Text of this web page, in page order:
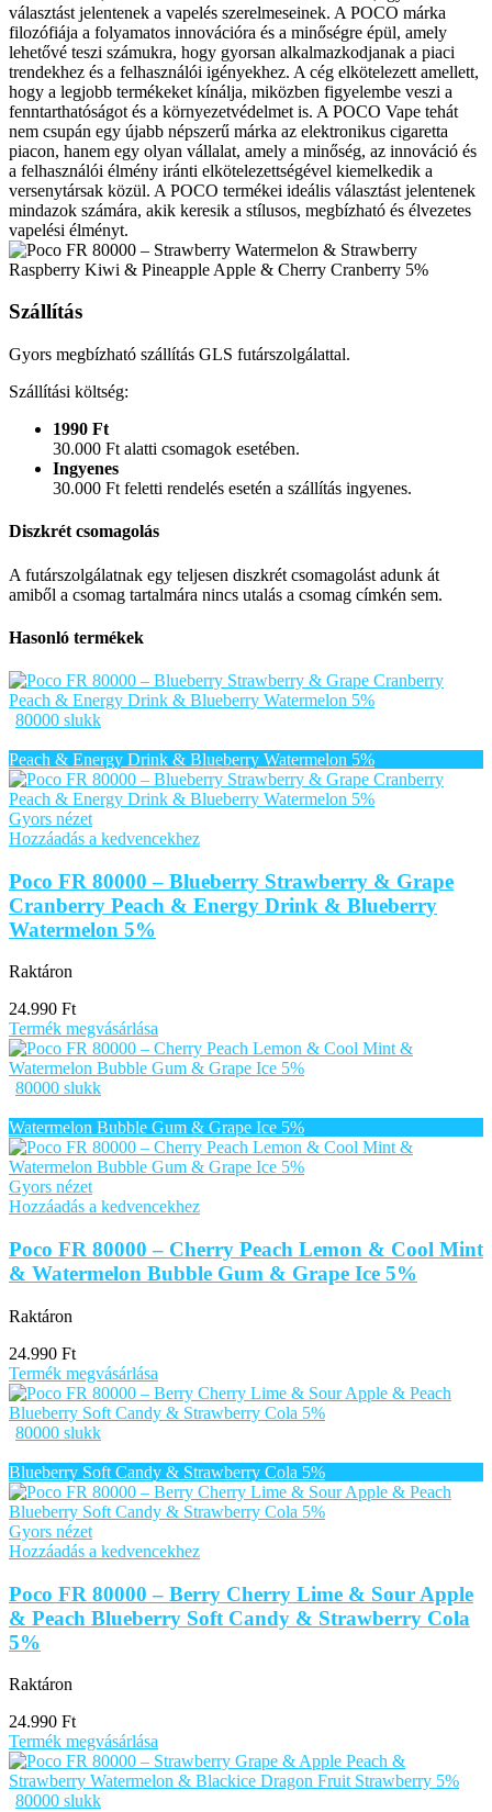
választást jelentenek a vapelés szerelmeseinek. A POCO márka
filozófiája a folyamatos innovációra és a minőségre épül, amely
lehetővé teszi számukra, hogy gyorsan alkalmazkodjanak a piaci
trendekhez és a felhasználói igényekhez. A cég elkötelezett amellett,
hogy a legjobb termékeket kínálja, miközben figyelembe veszi a
fenntarthatóságot és a környezetvédelmet is. A POCO Vape tehát
nem csupán egy újabb népszerű márka az elektronikus cigaretta
piacon, hanem egy olyan vállalat, amely a minőség, az innováció és
a felhasználói élmény iránti elkötelezettségével kiemelkedik a
versenytársak közül. A POCO termékei ideális választást jelentenek
mindazok számára, akik keresik a stílusos, megbízható és élvezetes
vapelési élményt.
Szállítás
Gyors megbízható szállítás GLS futárszolgálattal.
Szállítási költség:
1990 Ft
30.000 Ft alatti csomagok esetében.
Ingyenes
30.000 Ft feletti rendelés esetén a szállítás ingyenes.
Diszkrét csomagolás
A futárszolgálatnak egy teljesen diszkrét csomagolást adunk át
amiből a csomag tartalmára nincs utalás a csomag címkén sem.
Hasonló termékek
80000 slukk
Gyors nézet
Hozzáadás a kedvencekhez
Poco FR 80000 – Blueberry Strawberry & Grape
Cranberry Peach & Energy Drink & Blueberry
Watermelon 5%
Raktáron
24.990 Ft
Termék megvásárlása
80000 slukk
Gyors nézet
Hozzáadás a kedvencekhez
Poco FR 80000 – Cherry Peach Lemon & Cool Mint
& Watermelon Bubble Gum & Grape Ice 5%
Raktáron
24.990 Ft
Termék megvásárlása
80000 slukk
Gyors nézet
Hozzáadás a kedvencekhez
Poco FR 80000 – Berry Cherry Lime & Sour Apple
& Peach Blueberry Soft Candy & Strawberry Cola
5%
Raktáron
24.990 Ft
Termék megvásárlása
80000 slukk